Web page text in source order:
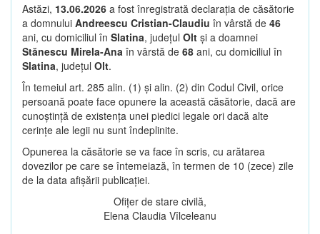
Astăzi, 13.06.2026 a fost înregistrată declarația de căsătorie
a domnului Andreescu Cristian-Claudiu în vârstă de 46
ani, cu domiciliul în Slatina, județul Olt și a doamnei
Stănescu Mirela-Ana în vârstă de 68 ani, cu domiciliul în
Slatina, județul Olt.
În temeiul art. 285 alin. (1) și alin. (2) din Codul Civil, orice
persoană poate face opunere la această căsătorie, dacă are
cunoștință de existența unei piedici legale ori dacă alte
cerințe ale legii nu sunt îndeplinite.
Opunerea la căsătorie se va face în scris, cu arătarea
dovezilor pe care se întemeiază, în termen de 10 (zece) zile
de la data afișării publicației.
Ofițer de stare civilă,
Elena Claudia Vîlceleanu